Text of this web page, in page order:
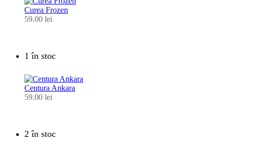
Curea Frozen
59.00 lei
1 în stoc
Centura Ankara
59.00 lei
2 în stoc